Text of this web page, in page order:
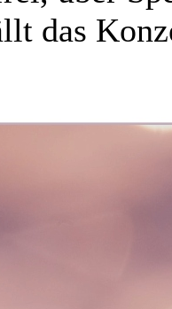
das